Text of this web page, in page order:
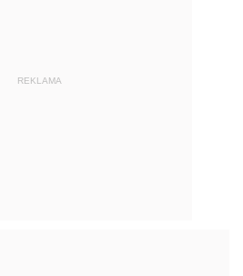
REKLAMA